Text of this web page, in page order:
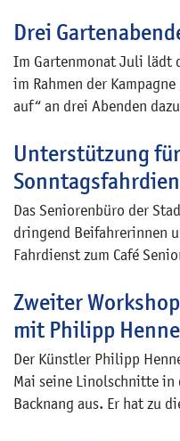
Künstler auf Reisen“ zeigt
städtischen Graphik-
Petrus-Jacobi-Weg 5,
Sie macht anhand von
aus der Backnanger
sichtbar, wie die durch die
revolutionierten
entfernte Reiseziele
künstlerischen Horizont
entstanden neue Märkte
Andenkenblätter,
Reisesouvenirs.
Drei
Im Gartenmonat Juli lädt
im Rahmen der
auf“ an drei Abenden
und Anregungen für die
Gartengestaltung zu
Veranstaltungen richten
Bürgerinnen und Bürger,
nachhaltig, artenreich
gestalten möchten.
Unterstützung
Das Seniorenbüro der
dringend Beifahrerinnen
Fahrdienst zum Café
aussteigen können,
Ehrenamtlichen wertvolle
Somit wird vielen
geselligen Angebot für
teilzuhaben. Wenn Sie
Ehrenamt haben, melden
Zweiter
mit Philipp
Der Künstler Philipp
Mai seine Linolschnitte in
Backnang aus. Er hat zu